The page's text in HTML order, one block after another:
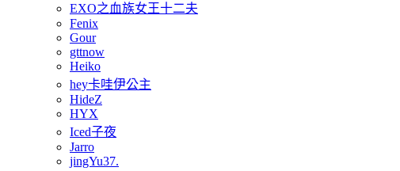
EXO之血族女王十二夫
Fenix
Gour
gttnow
Heiko
hey卡哇伊公主
HideZ
HYX
Iced子夜
Jarro
jingYu37.